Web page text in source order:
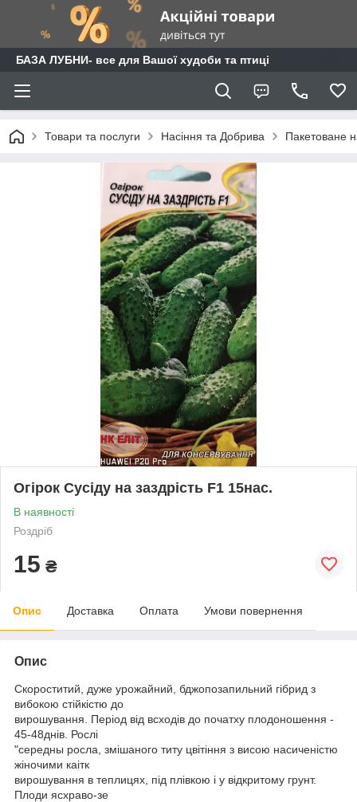
БАЗА ЛУБНИ- все для Вашої худоби та птиці
Товари та послуги Насіння та Добрива Пакетоване
Огірок Сусіду на заздрість F1 15нас.
В наявності
Роздріб
15 ₴
Опис Доставка Оплата Умови повернення
Опис
Скороститий, дуже урожайний, бджопозапильний гібрид з
вибокою стійкістю до
вирошування. Період від всходів до початху плодоношення -
45-48днів. Рослі
"середны росла, змішаного титу цвітіння з висою насиченістю
жіночими каітк
вирошування в теплицях, під плівкою і у відкритому грунт.
Плоди ясхраво-зе